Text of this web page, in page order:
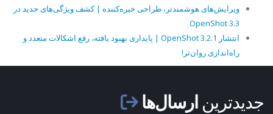
ویرایش‌های هوشمندتر، طراحی خیره‌کننده | کشف ویژگی‌های جدید در
OpenShot 3.3
انتشار OpenShot 3.2.1 | پایداری بهبود یافته، رفع اشکالات متعدد و
راه‌اندازی روان‌تر!
جدیدترین ارسال‌ها